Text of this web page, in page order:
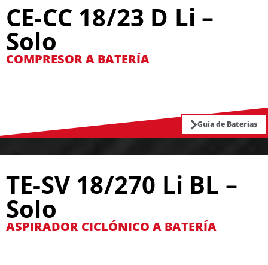
CE-CC 18/23 D Li –
Solo
COMPRESOR A BATERÍA
Guía de Baterías
TE-SV 18/270 Li BL –
Solo
ASPIRADOR CICLÓNICO A BATERÍA